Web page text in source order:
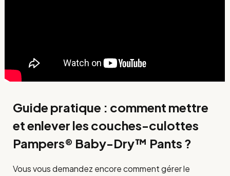
Guide pratique : comment mettre
et enlever les couches-culottes
Pampers® Baby-Dry™ Pants ?
Vous vous demandez encore comment gérer le